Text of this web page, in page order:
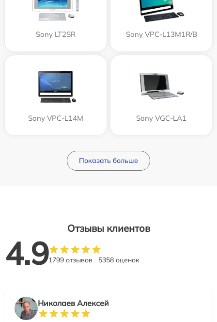
Sony LT2SR Sony VPC-L13M1R/B
Sony VPC-L14M Sony VGC-LA1
Показать больше
Отзывы клиентов
4.91799 отзывов 5358 оценок
Николаев Алексей